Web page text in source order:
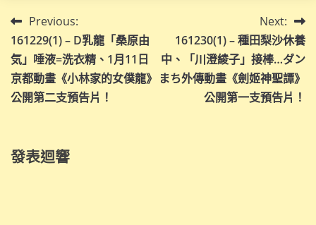
文
章
導
覽
Previous:
161229(1) – D乳龍「桑原由
気」唾液=洗衣精、1月11日
京都動畫《小林家的女僕龍》
公開第二支預告片！
Next:
161230(1) – 種田梨沙休養
中、「川澄綾子」接棒…ダン
まち外傳動畫《劍姬神聖譚》
公開第一支預告片！
發表迴響